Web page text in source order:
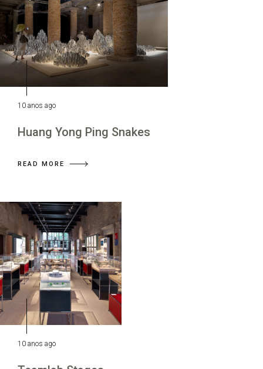
10 anos ago
Huang Yong Ping Snakes
READ MORE
10 anos ago